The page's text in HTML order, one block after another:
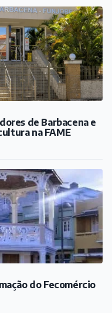
de Barbacena e
na FAME
do Fecomércio